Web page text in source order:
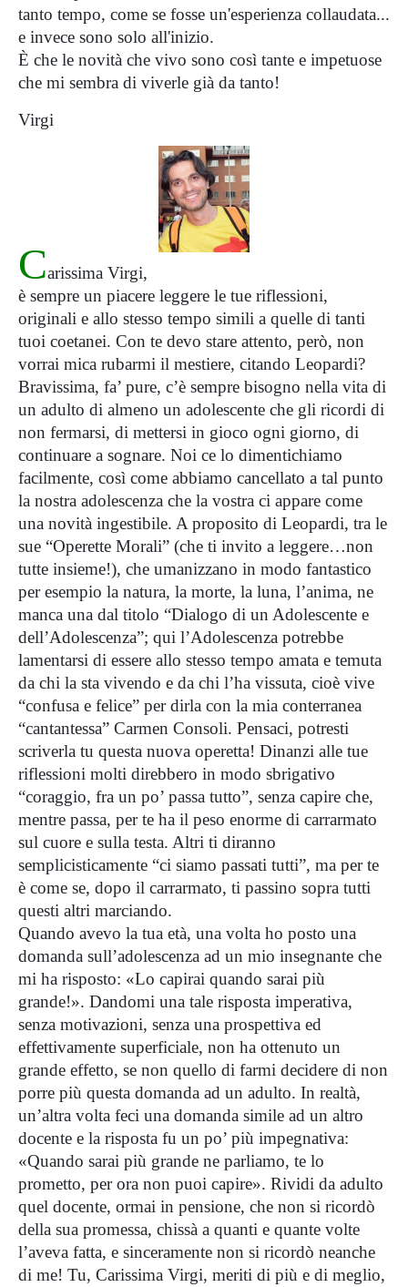
tanto tempo, come se fosse un'esperienza collaudata...
e invece sono solo all'inizio.
È che le novità che vivo sono così tante e impetuose
che mi sembra di viverle già da tanto!
Virgi
Carissima Virgi,
è sempre un piacere leggere le tue riflessioni,
originali e allo stesso tempo simili a quelle di tanti
tuoi coetanei. Con te devo stare attento, però, non
vorrai mica rubarmi il mestiere, citando Leopardi?
Bravissima, fa’ pure, c’è sempre bisogno nella vita di
un adulto di almeno un adolescente che gli ricordi di
non fermarsi, di mettersi in gioco ogni giorno, di
continuare a sognare. Noi ce lo dimentichiamo
facilmente, così come abbiamo cancellato a tal punto
la nostra adolescenza che la vostra ci appare come
una novità ingestibile. A proposito di Leopardi, tra le
sue “Operette Morali” (che ti invito a leggere…non
tutte insieme!), che umanizzano in modo fantastico
per esempio la natura, la morte, la luna, l’anima, ne
manca una dal titolo “Dialogo di un Adolescente e
dell’Adolescenza”; qui l’Adolescenza potrebbe
lamentarsi di essere allo stesso tempo amata e temuta
da chi la sta vivendo e da chi l’ha vissuta, cioè vive
“confusa e felice” per dirla con la mia conterranea
“cantantessa” Carmen Consoli. Pensaci, potresti
scriverla tu questa nuova operetta! Dinanzi alle tue
riflessioni molti direbbero in modo sbrigativo
“coraggio, fra un po’ passa tutto”, senza capire che,
mentre passa, per te ha il peso enorme di carrarmato
sul cuore e sulla testa. Altri ti diranno
semplicisticamente “ci siamo passati tutti”, ma per te
è come se, dopo il carrarmato, ti passino sopra tutti
questi altri marciando.
Quando avevo la tua età, una volta ho posto una
domanda sull’adolescenza ad un mio insegnante che
mi ha risposto: «Lo capirai quando sarai più
grande!». Dandomi una tale risposta imperativa,
senza motivazioni, senza una prospettiva ed
effettivamente superficiale, non ha ottenuto un
grande effetto, se non quello di farmi decidere di non
porre più questa domanda ad un adulto. In realtà,
un’altra volta feci una domanda simile ad un altro
docente e la risposta fu un po’ più impegnativa:
«Quando sarai più grande ne parliamo, te lo
prometto, per ora non puoi capire». Rividi da adulto
quel docente, ormai in pensione, che non si ricordò
della sua promessa, chissà a quanti e quante volte
l’aveva fatta, e sinceramente non si ricordò neanche
di me! Tu, Carissima Virgi, meriti di più e di meglio,